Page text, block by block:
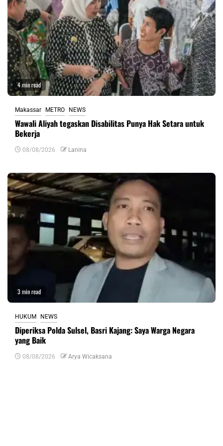
4 min read
Makassar METRO NEWS
Wawali Aliyah tegaskan Disabilitas Punya Hak Setara untuk
Bekerja
08/08/2026 Lanina
3 min read
HUKUM NEWS
Diperiksa Polda Sulsel, Basri Kajang: Saya Warga Negara
yang Baik
08/08/2026 Arya Wicaksana